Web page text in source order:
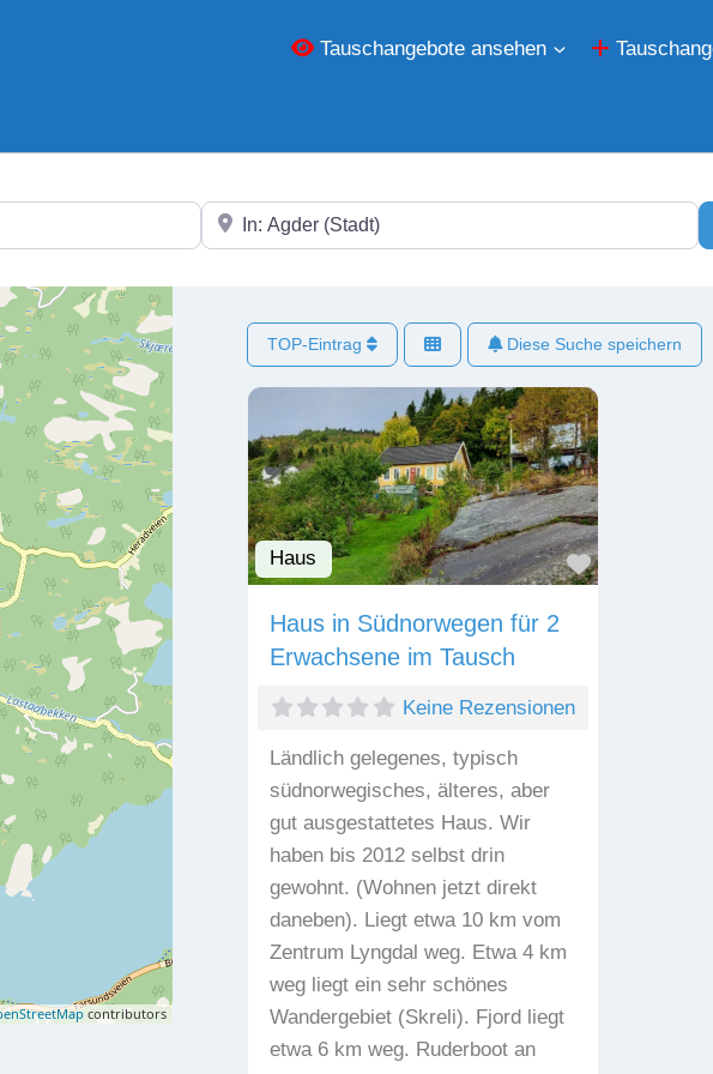
Tauschangebote ansehen
In der Nähe
contributors
TOP-Eintrag Diese Suche speichern
Haus Favorit
Haus in Südnorwegen für 2
Erwachsene im Tausch
Keine Rezensionen
Ländlich gelegenes, typisch
südnorwegisches, älteres, aber
gut ausgestattetes Haus. Wir
haben bis 2012 selbst drin
gewohnt. (Wohnen jetzt direkt
daneben). Liegt etwa 10 km vom
Zentrum Lyngdal weg. Etwa 4 km
weg liegt ein sehr schönes
Wandergebiet (Skreli). Fjord liegt
etwa 6 km weg. Ruderboot an